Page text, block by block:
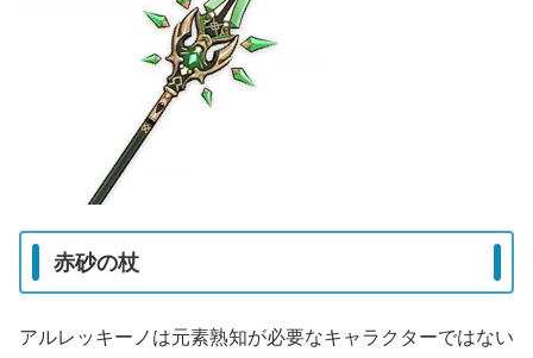
赤砂の杖
アルレッキーノは元素熟知が必要なキャラクターではない